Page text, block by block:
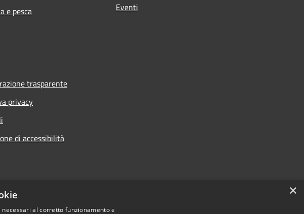
e pesca
Eventi
trasparente
privacy
di accessibilità
×
al corretto funzionamento e